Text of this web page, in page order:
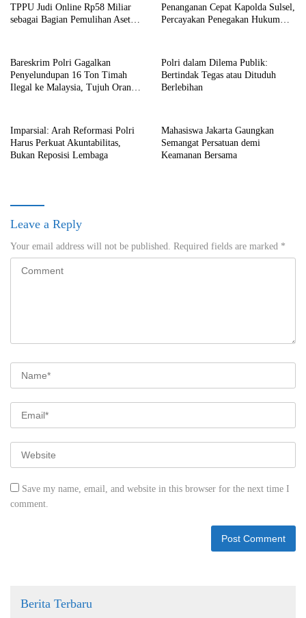
TPPU Judi Online Rp58 Miliar
sebagai Bagian Pemulihan Aset
Penanganan Cepat Kapolda Sulsel,
Percayakan Penegakan Hukum
Bareskrim Polri Gagalkan
Penyelundupan 16 Ton Timah
Ilegal ke Malaysia, Tujuh Orang
Polri dalam Dilema Publik:
Bertindak Tegas atau Dituduh
Berlebihan
Imparsial: Arah Reformasi Polri
Harus Perkuat Akuntabilitas,
Bukan Reposisi Lembaga
Mahasiswa Jakarta Gaungkan
Semangat Persatuan demi
Keamanan Bersama
Leave a Reply
Your email address will not be published. Required fields are marked *
Save my name, email, and website in this browser for the next time I
comment.
Berita Terbaru